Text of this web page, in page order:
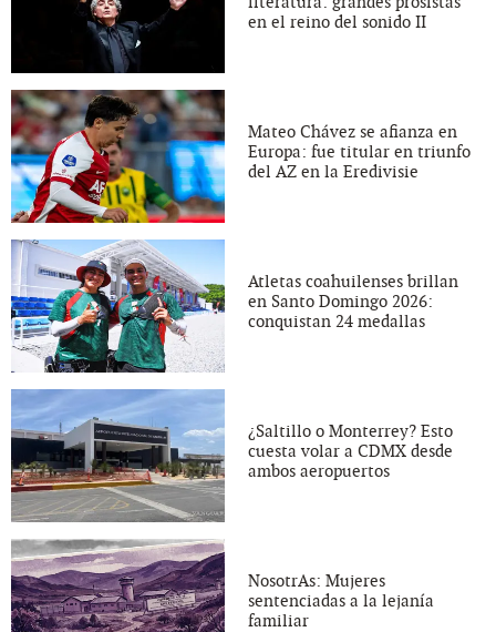
en el reino del sonido II
Mateo Chávez se afianza en
Europa: fue titular en triunfo
del AZ en la Eredivisie
Atletas coahuilenses brillan
en Santo Domingo 2026:
conquistan 24 medallas
¿Saltillo o Monterrey? Esto
cuesta volar a CDMX desde
ambos aeropuertos
NosotrAs: Mujeres
sentenciadas a la lejanía
familiar